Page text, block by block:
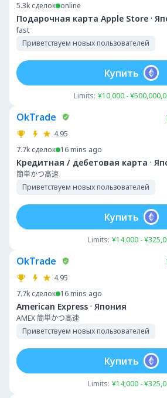
5.3k сделок online
Подарочная карта Apple Store ·
fast
Приветствуем новых пользователей
Limits: ¥10,000 -
Купить
OkTrade
4.95
7.7k сделок 16 mins ago
Кредитная / дебетовая карта ·
簡単かつ高速
Приветствуем новых пользователей
Limits: ¥14,000 -
Купить
OkTrade
4.95
7.7k сделок 16 mins ago
American Express · Япония
AMEX 簡単かつ高速
Приветствуем новых пользователей
Limits: ¥14,000 -
Купить